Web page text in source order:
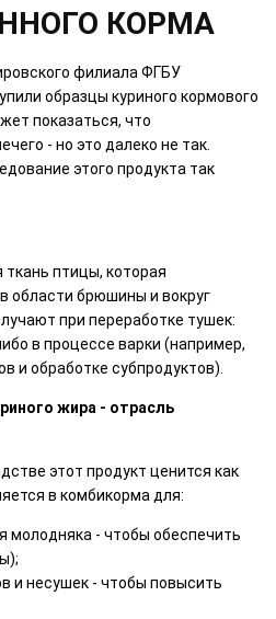
КОРМА
филиала ФГБУ
образцы куриного кормового
показаться, что
- но это далеко не так.
этого продукта так
птицы, которая
области брюшины и вокруг
при переработке тушек:
в процессе варки (например,
и обработке субпродуктов).
жира - отрасль
этот продукт ценится как
в комбикорма для:
молодняка - чтобы обеспечить
и несушек - чтобы повысить